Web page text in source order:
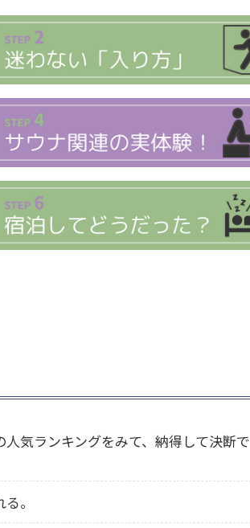
気ランキングをみて、納得して決断で
。